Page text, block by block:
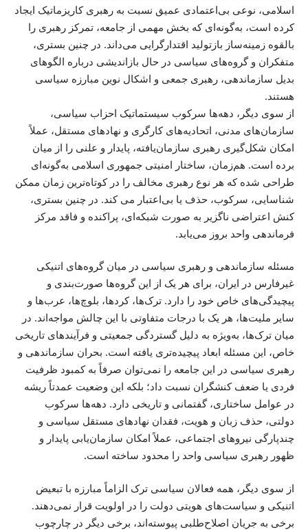
اسلامی، نوعی بی‌اعتمادی عمیق نسبت به رهبری کاریزماتیک ایجاد
کرده است، به‌گونه‌ای که بخش مهمی از جامعه، تمرکز رهبری را
بالقوه زمینه‌ساز بازتولید اقتدارگرایی می‌داند. در چنین بستری،
متفکران و گروه‌های سیاسی در حال بازاندیشی درباره الگوهای
بدیل سازماندهی، رهبری جمعی و اشکال نوین مبارزه سیاسی
هستند.
از سوی دیگر، دهه‌ها سرکوب سیستماتیک احزاب سیاسی،
سازمان‌های مدنی، اتحادیه‌های کارگری و نهادهای مستقل، عملاً
امکان شکل‌گیری رهبری سازمان‌یافته، پایدار و علنی را از میان
برده است. هم‌زمان، ساختار امنیتی جمهوری اسلامی به‌گونه‌ای
طراحی شده که هر نوع رهبری مخالف را در کوتاه‌ترین زمان ممکن
شناسایی، سرکوب، حذف یا بی‌اعتبار می کند. در چنین بستری،
کنش اعتراضی ناگزیر به صورت شبکه‌ای، پراکنده و فاقد مرکز
فرماندهی واحد بروز می‌یابد.
مسئله سازماندهی و رهبری سیاسی در میان گروه‌های اتنیکی
غیرفارس در ایران، برای هر یک از این گروه‌ها صورت‌بندی و
پیچیدگی‌های خاص خود را دارد. ترک‌ها، کردها، بلوچ‌ها، عرب‌ها و
سایر ملیت‌ها، هر یک با درجات متفاوتی با این چالش مواجه‌اند. در
میان ترک‌ها، به‌ویژه به دلیل گستردگی جمعیتی و فرآیندهای تاریخی
خاص، این مسئله ابعاد پیچیده‌تری یافته است. بحران سازماندهی و
رهبری سیاسی در این جامعه را نمی‌توان صرفاً به کمبود ظرفیت
فردی یا ضعف کنشگران نسبت داد؛ بلکه این وضعیت عمدتاً ریشه
در عوامل ساختاری، گفتمانی و تاریخی دارد. دهه‌ها سرکوب
دولتی، حذف زبان و هویت، فقدان نهادهای مستقل سیاسی و
چندپارگی نیروهای اجتماعی، عملاً امکان سازمان‌یابی پایدار و
ظهور رهبری سیاسی واحد را محدود ساخته است.
از سوی دیگر، همه فعالان سیاسی ترک الزاماً مبارزه با تبعیض
اتنیکی و سیاست‌های هویتی دولت را در اولویت قرار نمی‌دهند.
برخی به جریان اصلاح‌طلبی پیوسته‌اند، برخی دیگر در چارچوب